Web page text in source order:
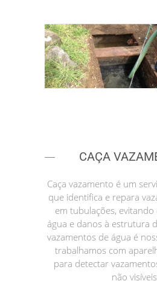
CAÇA
Caça vazamento é um
que identifica e repara
em tubulações,
água e danos à estrutura
vazamentos de água é
trabalhamos com
para detectar
não